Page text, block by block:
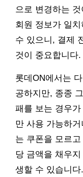
으로 변경하는
회원 정보가 일
수 있으니, 결제
것이 중요합니다.
롯데ON에서는
공하지만, 종종
패를 보는 경우가
만 사용 가능하
는 쿠폰을 모르
당 금액을 채우
생할 수 있습니다.